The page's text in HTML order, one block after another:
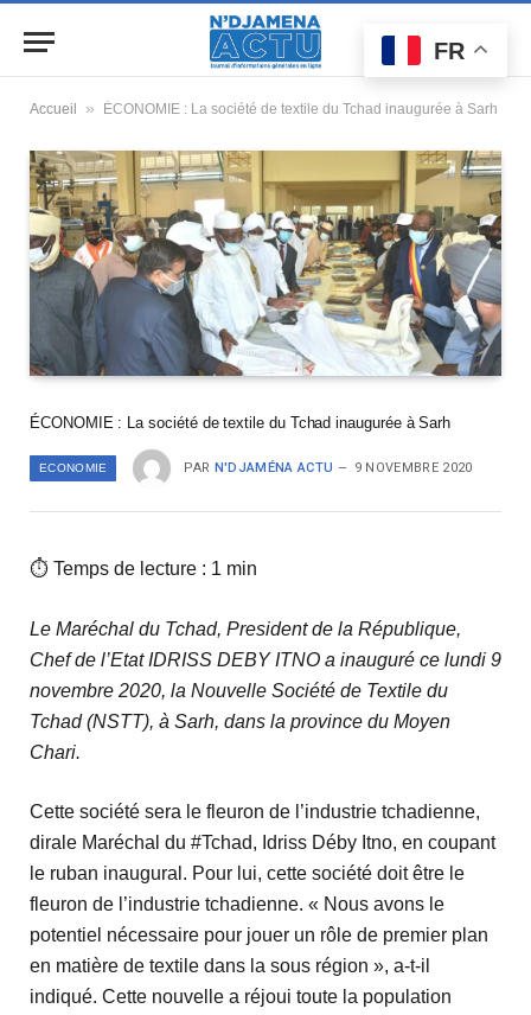
Accueil » ÉCONOMIE : La société de textile du Tchad inaugurée à Sarh
ÉCONOMIE : La société de textile du Tchad inaugurée à Sarh
ECONOMIE PAR N'DJAMÉNA ACTU 9 NOVEMBRE 2020
⏱ Temps de lecture : 1 min
Le Maréchal du Tchad, President de la République,
Chef de l’Etat IDRISS DEBY ITNO a inauguré ce lundi 9
novembre 2020, la Nouvelle Société de Textile du
Tchad (NSTT), à Sarh, dans la province du Moyen
Chari.
Cette société sera le fleuron de l’industrie tchadienne,
dirale Maréchal du #Tchad, Idriss Déby Itno, en coupant
le ruban inaugural. Pour lui, cette société doit être le
fleuron de l’industrie tchadienne. « Nous avons le
potentiel nécessaire pour jouer un rôle de premier plan
en matière de textile dans la sous région », a-t-il
indiqué. Cette nouvelle a réjoui toute la population
FR